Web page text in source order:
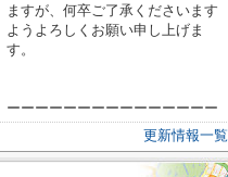
ますが、何卒ご了承くださいます
ようよろしくお願い申し上げま
す。
ーーーーーーーーーーーーーーー
更新情報一覧